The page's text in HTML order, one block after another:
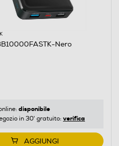
Nero
disponibile
in 30' gratuito: verifica
AGGIUNGI